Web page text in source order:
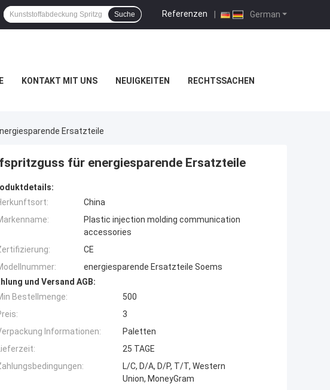
German
Referenzen |
Suche
KONTAKT MIT UNS NEUIGKEITEN RECHTSSACHEN
Ersatzteile
für energiesparende Ersatzteile
China
Plastic injection molding communication
accessories
CE
energiesparende Ersatzteile Soems
und Versand AGB:
Bestellmenge:
500
3
Informationen:
Paletten
25 TAGE
L/C, D/A, D/P, T/T, Western
Union, MoneyGram